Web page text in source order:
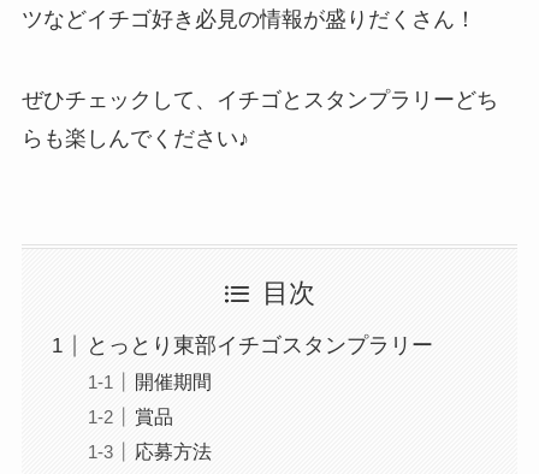
ツなどイチゴ好き必見の情報が盛りだくさん！
ぜひチェックして、イチゴとスタンプラリーどち
らも楽しんでください♪
目次
とっとり東部イチゴスタンプラリー
開催期間
賞品
応募方法